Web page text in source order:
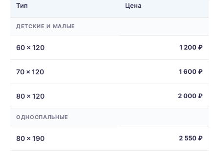
Тип Цена
ДЕТСКИЕ И МАЛЫЕ
60 × 120 1 200 ₽
70 × 120 1 600 ₽
80 × 120 2 000 ₽
ОДНОСПАЛЬНЫЕ
80 × 190 2 550 ₽